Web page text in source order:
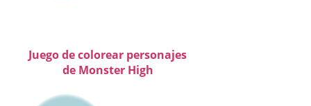
Juego de colorear personajes
de Monster High